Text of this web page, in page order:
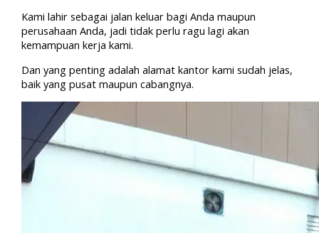
Kami lahir sebagai jalan keluar bagi Anda maupun
perusahaan Anda, jadi tidak perlu ragu lagi akan
kemampuan kerja kami.
Dan yang penting adalah alamat kantor kami sudah jelas,
baik yang pusat maupun cabangnya.